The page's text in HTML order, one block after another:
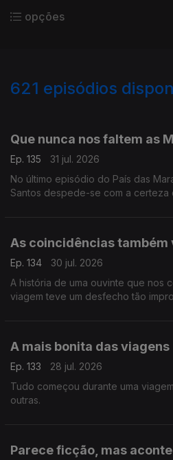
opções
621 episódios
Que nunca nos faltem as
Ep. 135
31 jul. 2026
No último episódio do País das
Santos despede-se com a certeza
As coincidências também
Ep. 134
30 jul. 2026
A história de uma ouvinte que nos
viagem teve um desfecho tão
A mais bonita das viagens
Ep. 133
28 jul. 2026
Tudo começou durante uma
outras.
Parece ficção, mas